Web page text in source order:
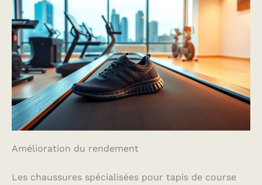
Amélioration du rendement
Les chaussures spécialisées pour tapis de course